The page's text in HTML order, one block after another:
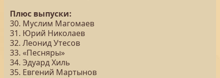
Плюс выпуски:
30. Муслим Магомаев
31. Юрий Николаев
32. Леонид Утесов
33. «Песняры»
34. Эдуард Хиль
35. Евгений Мартынов